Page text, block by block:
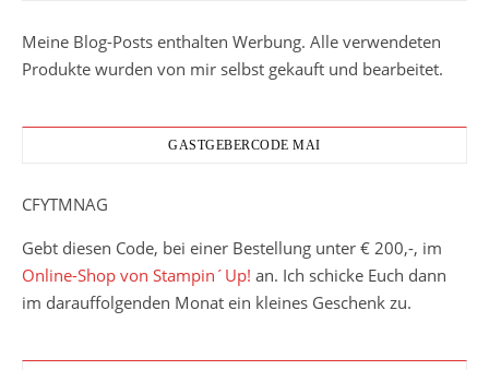
Meine Blog-Posts enthalten Werbung. Alle verwendeten
Produkte wurden von mir selbst gekauft und bearbeitet.
GASTGEBERCODE MAI
CFYTMNAG
Gebt diesen Code, bei einer Bestellung unter € 200,-, im
Online-Shop von Stampin´Up! an. Ich schicke Euch dann
im darauffolgenden Monat ein kleines Geschenk zu.